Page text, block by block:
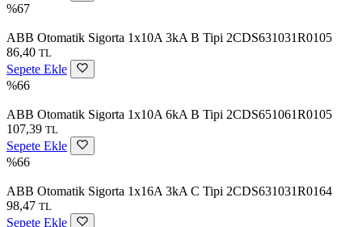
%67
ABB Otomatik Sigorta 1x10A 3kA B Tipi 2CDS631031R0105
86,40 TL
Sepete Ekle
%66
ABB Otomatik Sigorta 1x10A 6kA B Tipi 2CDS651061R0105
107,39 TL
Sepete Ekle
%66
ABB Otomatik Sigorta 1x16A 3kA C Tipi 2CDS631031R0164
98,47 TL
Sepete Ekle